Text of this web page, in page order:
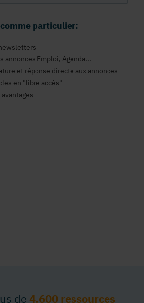
particulier:
annonces Emploi, Agenda...
et réponse directe aux annonces
en "libre accès"
de 4.600 ressources